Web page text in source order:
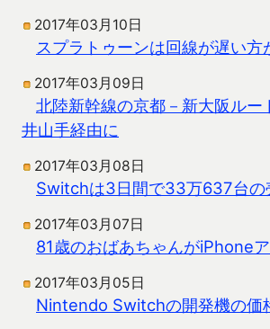
2017年03月10日
スプラトゥーンは回線が遅い方
2017年03月09日
北陸新幹線の京都－新大阪ルー
井山手経由に
2017年03月08日
Switchは3日間で33万637台の
2017年03月07日
81歳のおばあちゃんがiPhone
2017年03月05日
Nintendo Switchの開発機の価